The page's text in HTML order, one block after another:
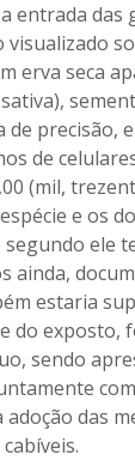
entrada das
visualizado
erva seca
de precisão,
de
(mil,
e os
ele
ainda,
estaria
do exposto,
sendo
das
cabíveis.